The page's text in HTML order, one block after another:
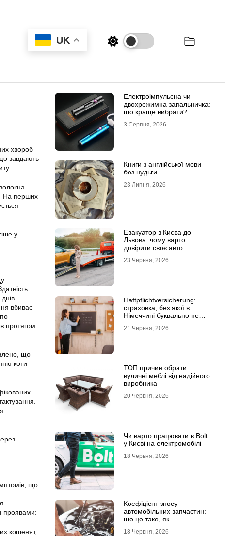
UK
хвороб
завдають
На перших
у
вбиває
протягом
що
коти
що
проявами:
кошенят,
Електроімпульсна чи
двохрежимна запальничка:
що краще вибрати?
3 Серпня, 2026
Книги з англійської мови
без нудьги
23 Липня, 2026
Евакуатор з Києва до
Львова: чому варто
довірити своє авто
23 Червня, 2026
Haftpflichtversicherung:
страховка, без якої в
Німеччині буквально не
21 Червня, 2026
ТОП причин обрати
вуличні меблі від надійного
виробника
20 Червня, 2026
Чи варто працювати в Bolt
у Києві на електромобілі
18 Червня, 2026
Коефіцієнт зносу
автомобільних запчастин:
що це таке, як
18 Червня, 2026